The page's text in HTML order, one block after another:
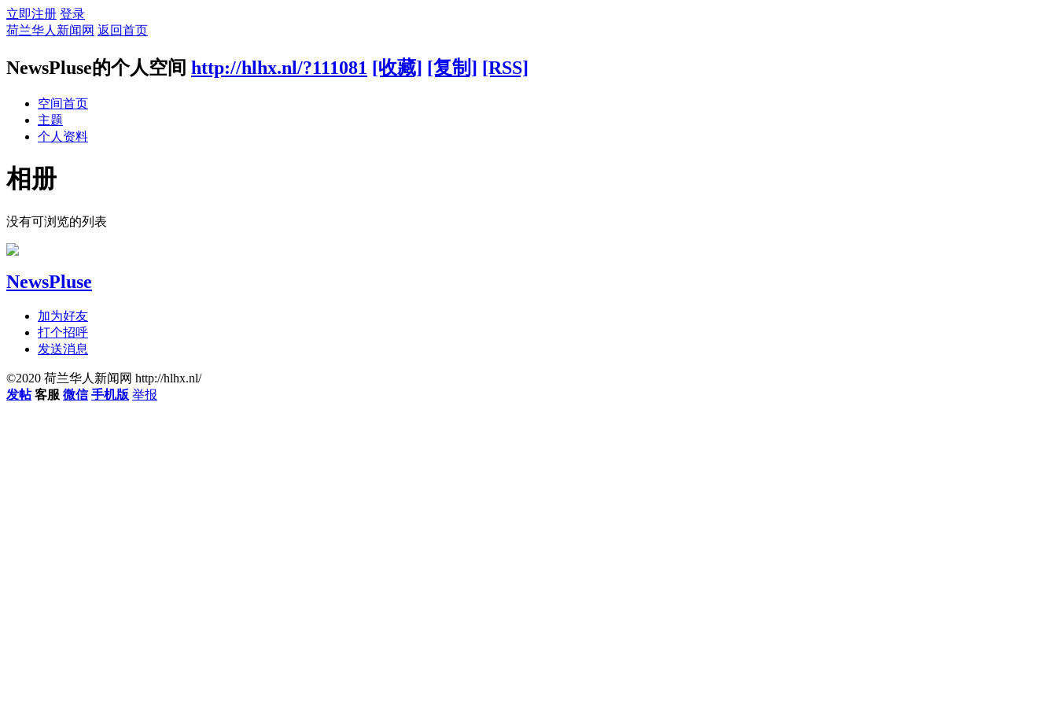
立即注册 登录
荷兰华人新闻网 返回首页
NewsPluse的个人空间 http://hlhx.nl/?111081 [收藏] [复制] [RSS]
空间首页
主题
个人资料
相册
没有可浏览的列表
NewsPluse
加为好友
打个招呼
发送消息
©2020 荷兰华人新闻网 http://hlhx.nl/
发帖 客服 微信 手机版 举报